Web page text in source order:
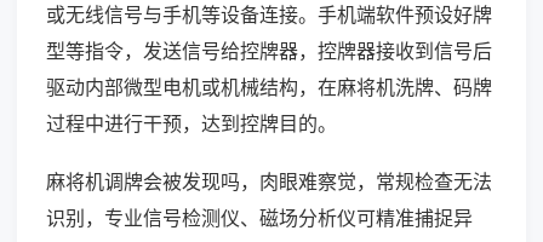
或无线信号与手机等设备连接。手机端软件预设好牌
型等指令，发送信号给控牌器，控牌器接收到信号后
驱动内部微型电机或机械结构，在麻将机洗牌、码牌
过程中进行干预，达到控牌目的。
麻将机调牌会被发现吗，肉眼难察觉，常规检查无法
识别，专业信号检测仪、磁场分析仪可精准捕捉异